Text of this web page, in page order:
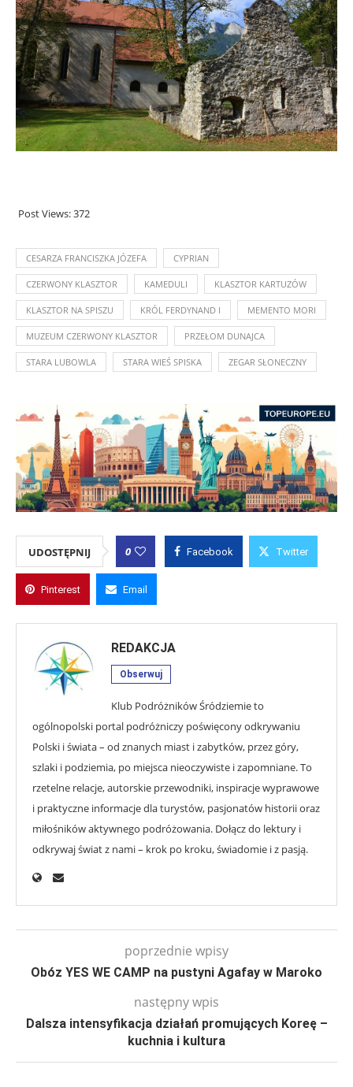
Post Views:372
CESARZA FRANCISZKA JÓZEFA CYPRIAN
CZERWONY KLASZTOR KAMEDULI KLASZTOR KARTUZÓW
KLASZTOR NA SPISZU KRÓL FERDYNAND I MEMENTO MORI
MUZEUM CZERWONY KLASZTOR PRZEŁOM DUNAJCA
STARA LUBOWLA STARA WIEŚ SPISKA ZEGAR SŁONECZNY
UDOSTĘPNIJ 0 Facebook Twitter
Pinterest Email
REDAKCJA
Obserwuj
Klub Podróżników Śródziemie to
ogólnopolski portal podróżniczy poświęcony odkrywaniu
Polski i świata – od znanych miast i zabytków, przez góry,
szlaki i podziemia, po miejsca nieoczywiste i zapomniane. To
rzetelne relacje, autorskie przewodniki, inspiracje wyprawowe
i praktyczne informacje dla turystów, pasjonatów historii oraz
miłośników aktywnego podróżowania. Dołącz do lektury i
odkrywaj świat z nami – krok po kroku, świadomie i z pasją.
poprzednie wpisy
Obóz YES WE CAMP na pustyni Agafay w Maroko
następny wpis
Dalsza intensyfikacja działań promujących Koreę –
kuchnia i kultura